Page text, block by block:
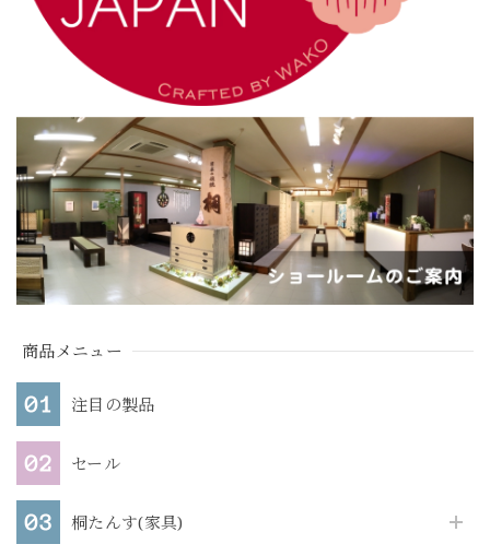
商品メニュー
注目の製品
セール
桐たんす(家具)